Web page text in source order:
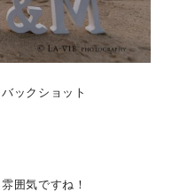
ックショット
囲気ですね！